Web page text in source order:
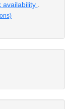
availability